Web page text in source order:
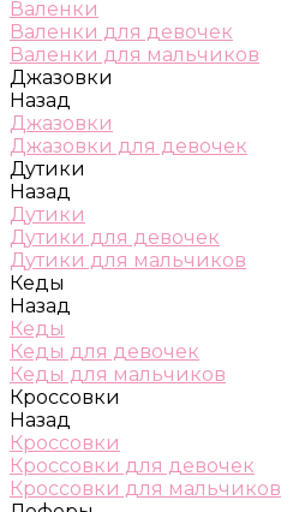
Валенки
Валенки для девочек
Валенки для мальчиков
Джазовки
Назад
Джазовки
Джазовки для девочек
Дутики
Назад
Дутики
Дутики для девочек
Дутики для мальчиков
Кеды
Назад
Кеды
Кеды для девочек
Кеды для мальчиков
Кроссовки
Назад
Кроссовки
Кроссовки для девочек
Кроссовки для мальчиков